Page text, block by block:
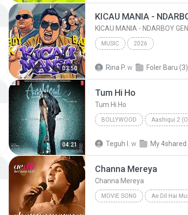
03:50
MUSIC 2026
Rina P. w Foler Baru (3)
04:21
Tum Hi Ho
Tum Hi Ho
BOLLYWOOD
Teguh I. w My 4shared
Channa Mereya
Channa Mereya
MOVIE SONG